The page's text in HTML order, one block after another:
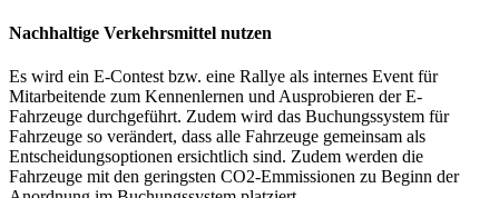
Nachhaltige Verkehrsmittel nutzen
Es wird ein E-Contest bzw. eine Rallye als internes Event für
Mitarbeitende zum Kennenlernen und Ausprobieren der E-
Fahrzeuge durchgeführt. Zudem wird das Buchungssystem für
Fahrzeuge so verändert, dass alle Fahrzeuge gemeinsam als
Entscheidungsoptionen ersichtlich sind. Zudem werden die
Fahrzeuge mit den geringsten CO2-Emmissionen zu Beginn der